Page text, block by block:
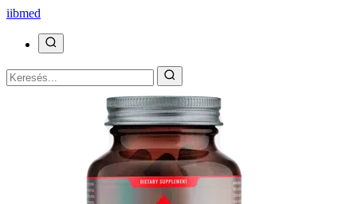
iibmed